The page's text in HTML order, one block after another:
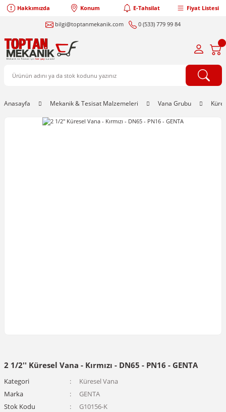
Hakkımızda Konum E-Tahsilat Fiyat Listesi
bilgi@toptanmekanik.com 0 (533) 779 99 84
Anasayfa Mekanik & Tesisat Malzemeleri Vana Grubu
2 1/2'' Küresel Vana - Kırmızı - DN65 - PN16 - GENTA
Kategori
Küresel Vana
Marka
GENTA
Stok Kodu
G10156-K